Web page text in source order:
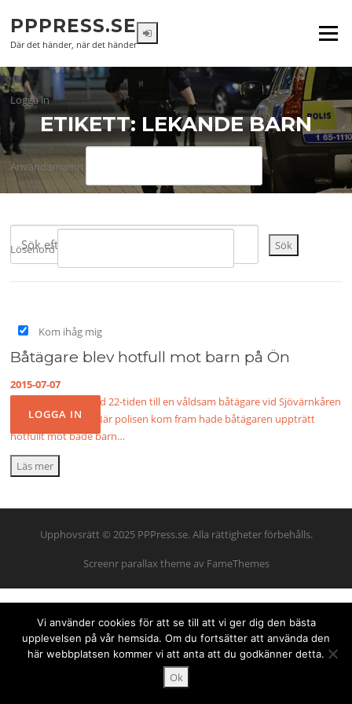
innehåll
PPPRESS.SE
Där det händer, när det händer
Meny
Logga in
Användarnamn
Lösenord
Kom ihåg mig
ETIKETT: LEKANDE BARN
Sök
Båtägare blev hotfull mot barn på Ön
2015-07-07
Polisen larmades vid 22-tiden till en våldsam båtägare vid Sjövärnkåren
på Ön i Limhamn. När polisen kom fram hade båtägaren uppträtt
hotfullt mot både barn…
Läs mer
Upphovsrätt © 2025 PPPress.se. Alla rättigheter förbehålls.
Screenr parallax themeav FameThemes
Vi använder cookies för att se till att vi ger dig den bästa
upplevelsen på vår hemsida. Om du fortsätter att använda den
här webbplatsen kommer vi att anta att du godkänner detta.
Ok